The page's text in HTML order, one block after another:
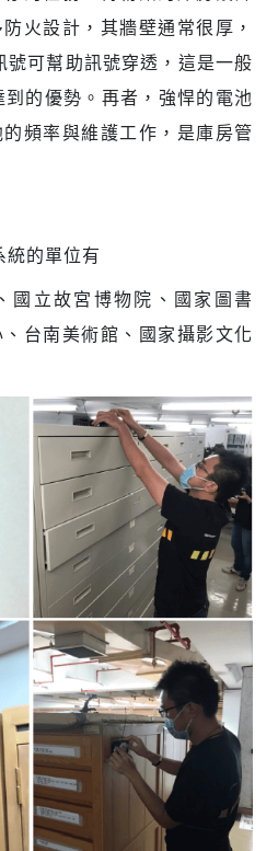
火設計，其牆壁通常很厚，
可幫助訊號穿透，這是一般
的優勢。再者，強悍的電池
頻率與維護工作，是庫房管
統的單位有
國立故宮博物院、國家圖書
台南美術館、國家攝影文化